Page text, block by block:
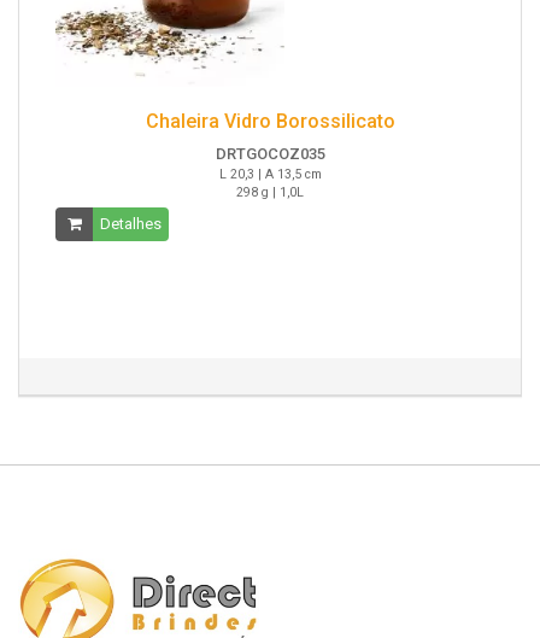
Chaleira Vidro Borossilicato
DRTGOCOZ035
L 20,3 | A 13,5 cm
298 g | 1,0L
Detalhes